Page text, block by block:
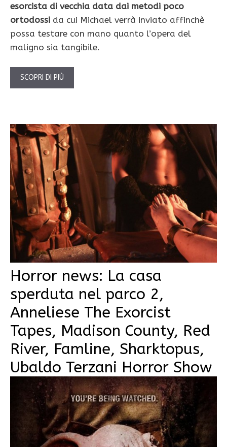
esorcista di vecchia data dai metodi poco
ortodossi da cui Michael verrà inviato affinchè
possa testare con mano quanto l’opera del
maligno sia tangibile.
SCOPRI DI PIÙ
Horror news: La casa
sperduta nel parco 2,
Anneliese The Exorcist
Tapes, Madison County, Red
River, Famline, Sharktopus,
Ubaldo Terzani Horror Show